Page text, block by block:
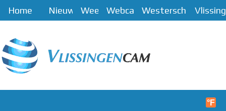
Home Nieuws Weer Webcam Westerschelde
°F